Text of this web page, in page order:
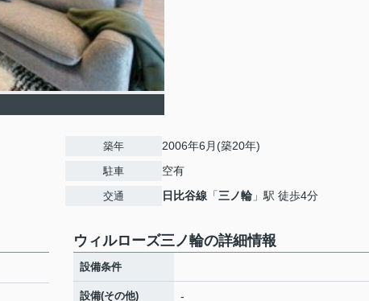
築年 2006年6月(築20年)
駐車 空有
交通 日比谷線 「三ノ輪 」駅 徒歩4分
ウィルローズ三ノ輪の詳細情報
設備条件
設備(その他) -